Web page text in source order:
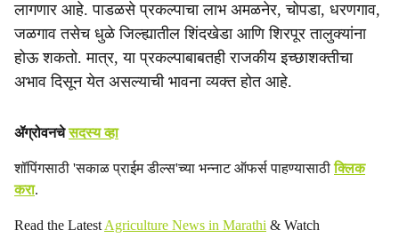
लागणार आहे. पाडळसे प्रकल्पाचा लाभ अमळनेर, चोपडा, धरणगाव,
जळगाव तसेच धुळे जिल्ह्यातील शिंदखेडा आणि शिरपूर तालुक्यांना
होऊ शकतो. मात्र, या प्रकल्पाबाबतही राजकीय इच्छाशक्तीचा
अभाव दिसून येत असल्याची भावना व्यक्त होत आहे.
ॲग्रोवनचेसदस्य व्हा
शॉपिंगसाठी 'सकाळ प्राईम डील्स'च्या भन्नाट ऑफर्स पाहण्यासाठीक्लिक
करा.
Read the Latest Agriculture News in Marathi & Watch